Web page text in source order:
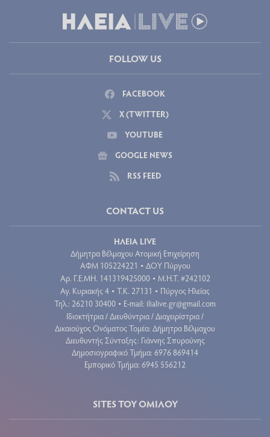
FOLLOW US
FACEBOOK
X (TWITTER)
YOUTUBE
GOOGLE NEWS
RSS FEED
CONTACT US
ΗΛΕΙΑ LIVE
Δήμητρα Βέλμαχου Ατομική Επιχείρηση
ΑΦΜ 105224221 • ΔΟΥ Πύργου
Aρ. Γ.Ε.ΜΗ. 141319425000 • Μ.Η.Τ. #242102
Αγ. Κυριακής 4 • Τ.Κ. 27131 • Πύργος Ηλείας
Τηλ.: 26210 30400 • E-mail: ilialive.gr@gmail.com
Ιδιοκτήτρια / Διευθύντρια / Διαχειρίστρια /
Δικαιούχος Ονόματος Τομέα: Δήμητρα Βέλμαχου
Διευθυντής Σύνταξης: Γιάννης Σπυρούνης
Δημοσιογραφικό Τμήμα: 6976 869414
Εμπορικό Τμήμα: 6945 556212
SITES ΤΟΥ ΟΜΙΛΟΥ